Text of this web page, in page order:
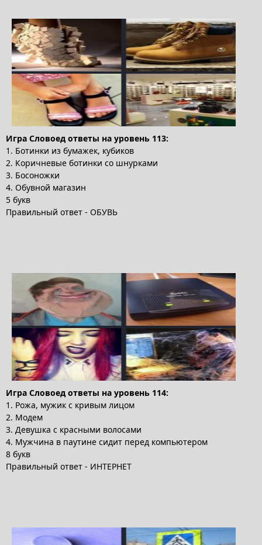
Игра Словоед ответы на уровень 113:
1. Ботинки из бумажек, кубиков
2. Коричневые ботинки со шнурками
3. Босоножки
4. Обувной магазин
5 букв
Правильный ответ - ОБУВЬ
Игра Словоед ответы на уровень 114:
1. Рожа, мужик с кривым лицом
2. Модем
3. Девушка с красными волосами
4. Мужчина в паутине сидит перед компьютером
8 букв
Правильный ответ - ИНТЕРНЕТ